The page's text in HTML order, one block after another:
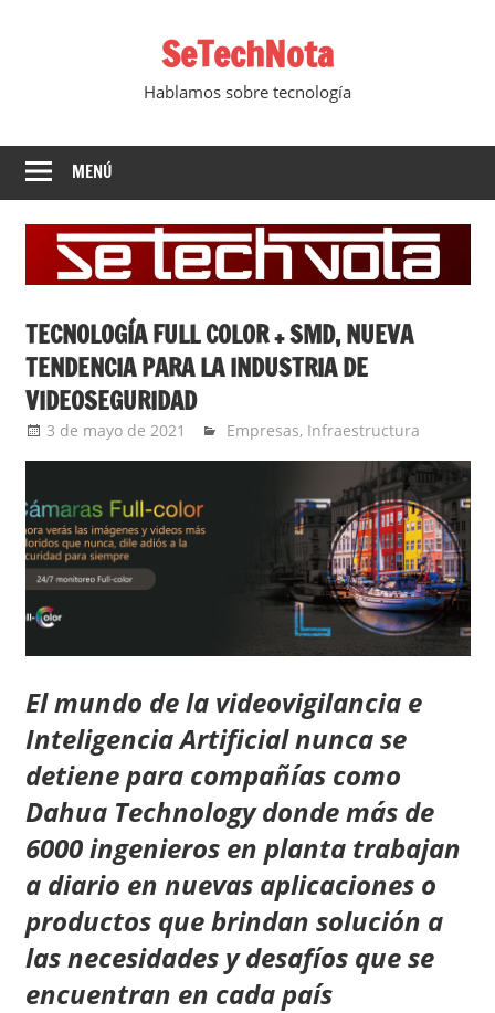
SeTechNota
Hablamos sobre tecnología
MENÚ
TECNOLOGÍA FULL COLOR + SMD, NUEVA
TENDENCIA PARA LA INDUSTRIA DE
VIDEOSEGURIDAD
3 de mayo de 2021 Ernesto Herrera
Empresas, Infraestructura
El mundo de la videovigilancia e
Inteligencia Artificial nunca se
detiene para compañías como
Dahua Technology donde más de
6000 ingenieros en planta trabajan
a diario en nuevas aplicaciones o
productos que brindan solución a
las necesidades y desafíos que se
encuentran en cada país